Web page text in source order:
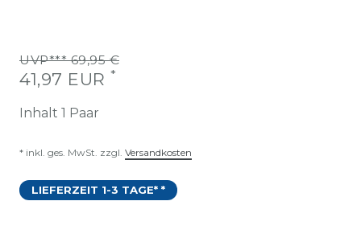
UVP*** 69,95 €
41,97 EUR *
Inhalt 1 Paar
* inkl. ges. MwSt. zzgl. Versandkosten
LIEFERZEIT 1-3 TAGE* *